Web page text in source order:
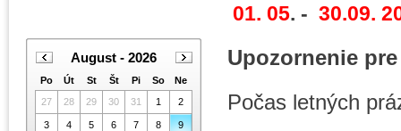
01. 05. - 30.09.
Upozornenie
Počas letných
August - 2026
Po Út St Št Pi So
Ne
27
28 29 30 31 1 2
3 4 5 6 7 8 9